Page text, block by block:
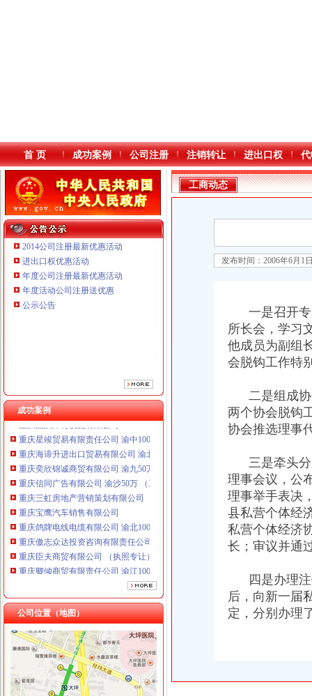
本站导航
首 页 成功案例 公司注册 注销转让 进出口权
2014公司注册最新优惠活动
进出口权优惠活动
年度公司注册最新优惠活动
年度活动公司注册送优惠
公示公告
成功案例
重庆傲志众达投资咨询有限责任公司 渝九1000万 （增资）
重庆臣夫商贸有限公司 （执照专让）
重庆卿倾商贸有限责任公司 渝江100万 （工商注册）
重庆国洪体育设施有限公司
重庆星竣贸易有限责任公司 渝中100万 （进出口权）
重庆海谛升进出口贸易有限公司 渝北100万 （进出口权）
重庆奕欣锦诚商贸有限公司 渝九50万 （工商注册）
重庆信同广告有限公司 渝沙50万 （工商注册）
重庆三虹房地产营销策划有限公司
重庆宝鹰汽车销售有限公司
重庆鸽牌电线电缆有限公司 渝北10010万 (进出口权)
重庆傲志众达投资咨询有限责任公司 渝九1000万 （增资）
重庆臣夫商贸有限公司 （执照专让）
重庆卿倾商贸有限责任公司 渝江100万 （工商注册）
重庆国洪体育设施有限公司
重庆星竣贸易有限责任公司 渝中100万 （进出口权）
重庆海谛升进出口贸易有限公司 渝北100万 （进出口权）
重庆奕欣锦诚商贸有限公司 渝九50万 （工商注册）
重庆信同广告有限公司 渝沙50万 （工商注册）
重庆三虹房地产营销策划有限公司
重庆宝鹰汽车销售有限公司
公司位置（地图）
李晞朦副局一般纳税人公司条件长参加九龙坡区驰名著名商标表彰会
梁平局消委六项措施推进“黄金周”一般纳税人认定标准维权工作
经开园局一般纳税人公司注册四项措施开展合同格式条款监督备案工作
江津局代办一般纳税人四个坚持狠抓机关作风建设
沙坪坝局创新方式加集贸市一般纳税人怎么交税场管理
九龙坡局“五结合”代办一般纳税人积做好年检工作
荣昌局怎么注册一般纳税人突出重点认真开展农机护农专项理行动
工商动态
发布时间：2006年6月1
一是召开专
所长会，学习
他成员为副组
会脱钩工作特
二是组成协
两个协会脱钩
协会推选理事
三是牵头分
理事会议，公
理事举手表决
县私营个体经
私营个体经济
长；审议并通
四是办理注
后，向新一届
定，分别办理